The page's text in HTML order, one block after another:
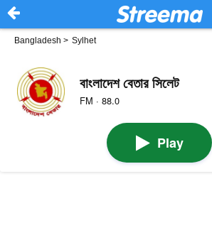
Bangladesh > Sylhet
বাংলাদেশ বেতার সিলেট
FM · 88.0
Play